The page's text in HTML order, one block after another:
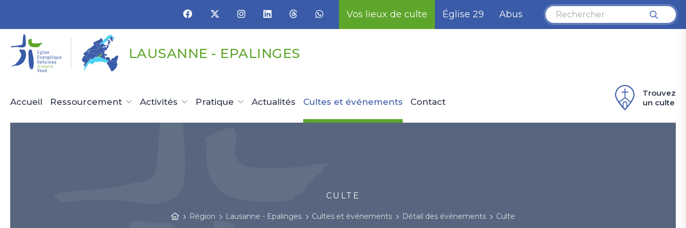
Vos lieux de culte Église 29 Abus
LAUSANNE - EPALINGES
Accueil Ressourcement Activités Pratique Actualités Cultes et événements Contact
Trouvez
un culte
CULTE
Région Lausanne - Epalinges Cultes et événements Détail des événements Culte